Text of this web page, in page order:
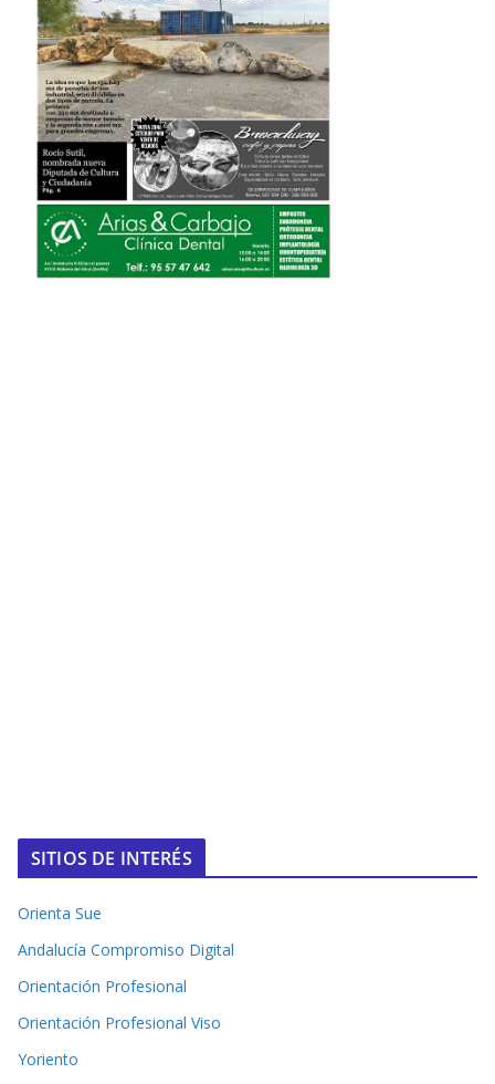
SITIOS DE INTERÉS
Orienta Sue
Andalucía Compromiso Digital
Orientación Profesional
Orientación Profesional Viso
Yoriento